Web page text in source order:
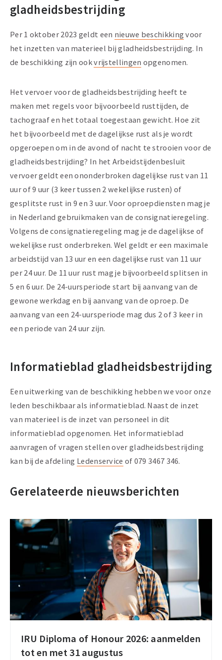
gladheidsbestrijding
Per 1 oktober 2023 geldt een nieuwe beschikking voor
het inzetten van materieel bij gladheidsbestrijding. In
de beschikking zijn ookvrijstellingen opgenomen.
Het vervoer voor de gladheidsbestrijding heeft te
maken met regels voor bijvoorbeeld rusttijden, de
tachograaf en het totaal toegestaan gewicht. Hoe zit
het bijvoorbeeld met de dagelijkse rust als je wordt
opgeroepen om in de avond of nacht te strooien voor de
gladheidsbestrijding? In het Arbeidstijdenbesluit
vervoer geldt een ononderbroken dagelijkse rust van 11
uur of 9 uur (3 keer tussen 2 wekelijkse rusten) of
gesplitste rust in 9 en 3 uur. Voor oproepdiensten mag je
in Nederland gebruikmaken van de consignatieregeling.
Volgens de consignatieregeling mag je de dagelijkse of
wekelijkse rust onderbreken. Wel geldt er een maximale
arbeidstijd van 13 uur en een dagelijkse rust van 11 uur
per 24 uur. De 11 uur rust mag je bijvoorbeeld splitsen in
5 en 6 uur. De 24-uursperiode start bij aanvang van de
gewone werkdag en bij aanvang van de oproep. De
aanvang van een 24-uursperiode mag dus 2 of 3 keer in
een periode van 24 uur zijn.
Informatieblad gladheidsbestrijding
Een uitwerking van de beschikking hebben we voor onze
leden beschikbaar als informatieblad. Naast de inzet
van materieel is de inzet van personeel in dit
informatieblad opgenomen. Het informatieblad
aanvragen of vragen stellen over gladheidsbestrijding
kan bij de afdeling Ledenservice of 079 3467 346.
Gerelateerde nieuwsberichten
IRU Diploma of Honour 2026: aanmelden
tot en met 31 augustus
IRU
Diploma